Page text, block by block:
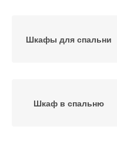
Шкафы для спальни
Шкаф в спальню